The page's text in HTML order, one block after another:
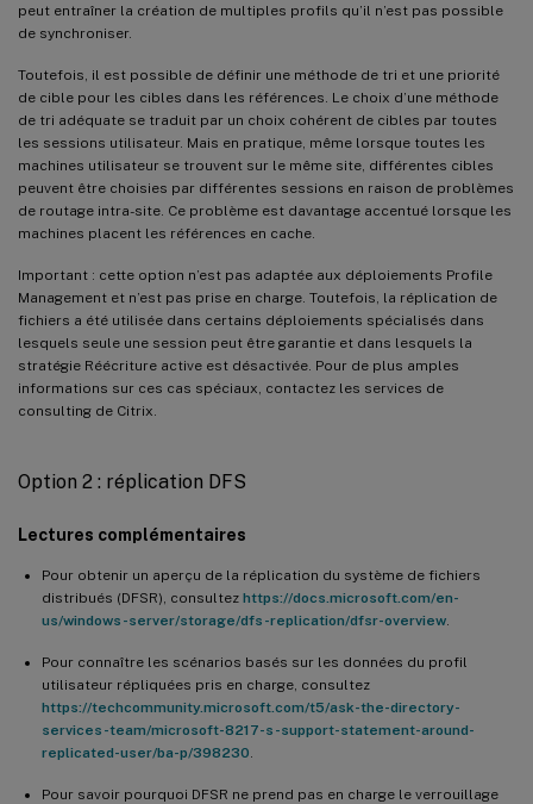
peut entraîner la création de multiples profils qu’il n’est pas possible
de synchroniser.
Toutefois, il est possible de définir une méthode de tri et une priorité
de cible pour les cibles dans les références. Le choix d’une méthode
de tri adéquate se traduit par un choix cohérent de cibles par toutes
les sessions utilisateur. Mais en pratique, même lorsque toutes les
machines utilisateur se trouvent sur le même site, différentes cibles
peuvent être choisies par différentes sessions en raison de problèmes
de routage intra-site. Ce problème est davantage accentué lorsque les
machines placent les références en cache.
Important : cette option n’est pas adaptée aux déploiements Profile
Management et n’est pas prise en charge. Toutefois, la réplication de
fichiers a été utilisée dans certains déploiements spécialisés dans
lesquels seule une session peut être garantie et dans lesquels la
stratégie Réécriture active est désactivée. Pour de plus amples
informations sur ces cas spéciaux, contactez les services de
consulting de Citrix.
Option 2 : réplication DFS
Lectures complémentaires
Pour obtenir un aperçu de la réplication du système de fichiers
distribués (DFSR), consultez https://docs.microsoft.com/en-
us/windows-server/storage/dfs-replication/dfsr-overview
Pour connaître les scénarios basés sur les données du profil
utilisateur répliquées pris en charge, consultez
https://techcommunity.microsoft.com/t5/ask-the-directory-
services-team/microsoft-8217-s-support-statement-around-
replicated-user/ba-p/398230
Pour savoir pourquoi DFSR ne prend pas en charge le verrouillage